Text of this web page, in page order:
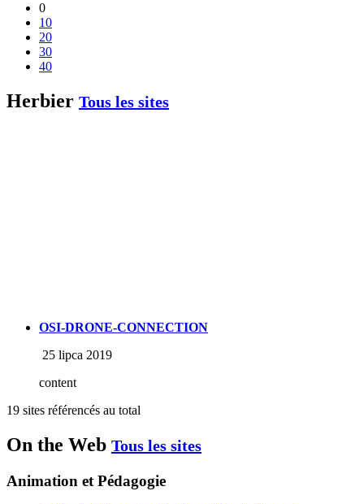
0
10
20
30
40
Herbier Tous les sites
OSI-DRONE-CONNECTION
25 lipca 2019
content
19 sites référencés au total
On the Web Tous les sites
Animation et Pédagogie